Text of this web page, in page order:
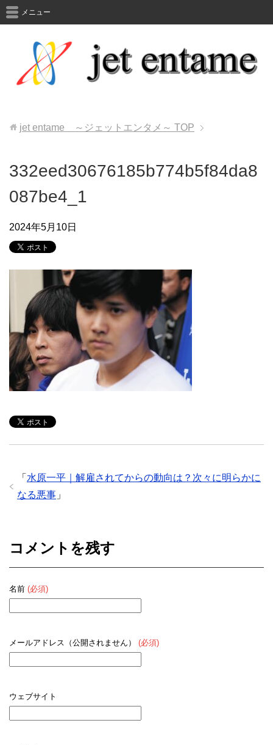
メニュー
jet entame ～ジェットエンタメ～ TOP
332eed30676185b774b5f84da8
087be4_1
2024年5月10日
「 水原一平｜解雇されてからの動向は？次々に明らかに
なる悪事 」
コメントを残す
名前 (必須)
メールアドレス（公開されません） (必須)
ウェブサイト